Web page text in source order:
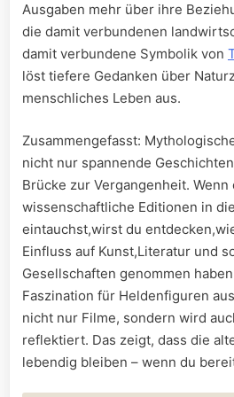
Ausgaben mehr über ihre
die damit verbundenen
damit verbundene Symbolik von
löst tiefere Gedanken über
menschliches‌ Leben⁣ aus.
Zusammengefasst:‌
nicht nur spannende⁢
Brücke zur ⁢Vergangenheit. Wenn
wissenschaftliche Editionen in
eintauchst,wirst du
Einfluss auf Kunst,Literatur ​und
Gesellschaften genommen
Faszination für Heldenfiguren‌
nicht nur Filme,⁢ sondern wird
reflektiert. Das zeigt, dass ‌die
lebendig bleiben – wenn‌ du⁢